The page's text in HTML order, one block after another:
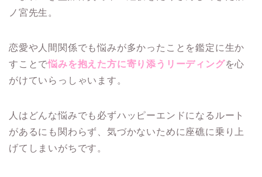
ノ宮先生。
恋愛や人間関係でも悩みが多かったことを鑑定に生か
すことで悩みを抱えた方に寄り添うリーディングを心
がけていらっしゃいます。
人はどんな悩みでも必ずハッピーエンドになるルート
があるにも関わらず、気づかないために座礁に乗り上
げてしまいがちです。